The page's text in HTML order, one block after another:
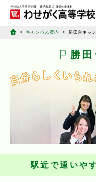
キャンパス案内 勝田台キャ
勝
駅近で通いや